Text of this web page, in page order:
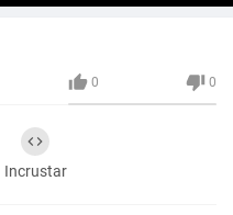
0 0
Incrustar